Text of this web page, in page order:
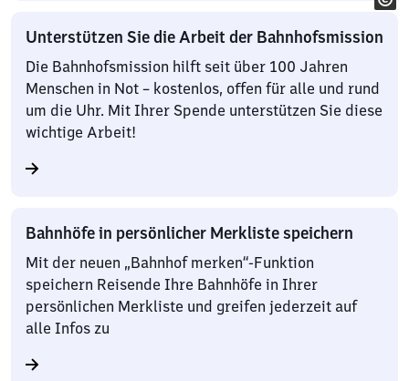
Unterstützen Sie die Arbeit der Bahnhofsmission
Die Bahnhofsmission hilft seit über 100 Jahren
Menschen in Not – kostenlos, offen für alle und rund
um die Uhr. Mit Ihrer Spende unterstützen Sie diese
wichtige Arbeit!
Bahnhöfe in persönlicher Merkliste speichern
Mit der neuen „Bahnhof merken“-Funktion
speichern Reisende Ihre Bahnhöfe in Ihrer
persönlichen Merkliste und greifen jederzeit auf
alle Infos zu